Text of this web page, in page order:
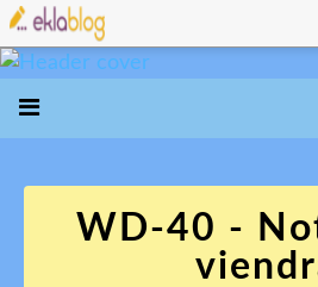
WD-40 -